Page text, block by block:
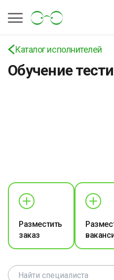
Каталог исполнителей
Обучение
Разместить
заказ